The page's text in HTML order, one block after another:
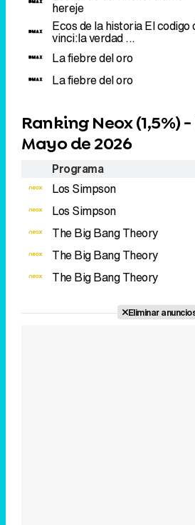
hereje
Ecos de la historiaEl codigo
vinci:la verdad ...
La fiebre del oro
La fiebre del oro
Ranking Neox (1,5%) -
Mayo de 2026
Programa
Los Simpson
Los Simpson
The Big Bang Theory
The Big Bang Theory
The Big Bang Theory
Eliminar